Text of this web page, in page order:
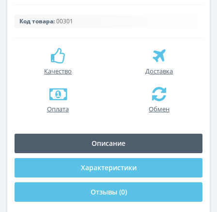
Код товара:00301
Качество Доставка
Оплата Обмен
Описание
Характеристики
Отзывы (0)